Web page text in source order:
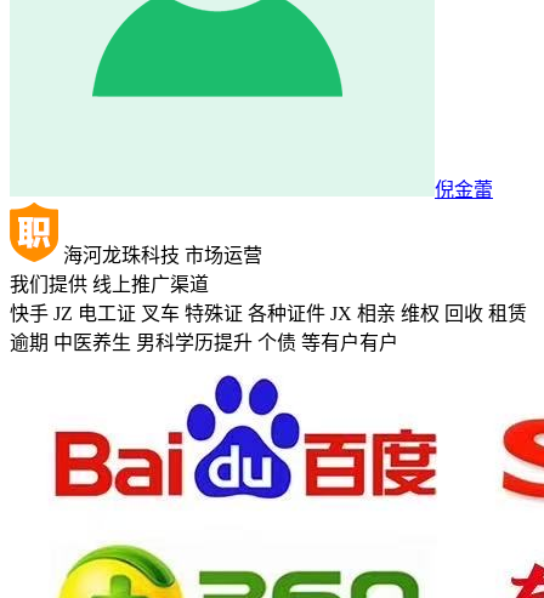
倪金蕾
海河龙珠科技 市场运营
我们提供 线上推广渠道
快手 JZ 电工证 叉车 特殊证 各种证件 JX 相亲 维权 回收 租赁
逾期 中医养生 男科 ​学历提升 个债 等有户有户